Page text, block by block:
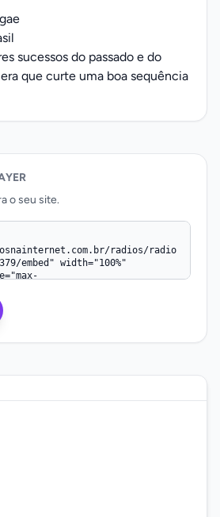
sucessos do passado e do
que curte uma boa sequência
o seu site.